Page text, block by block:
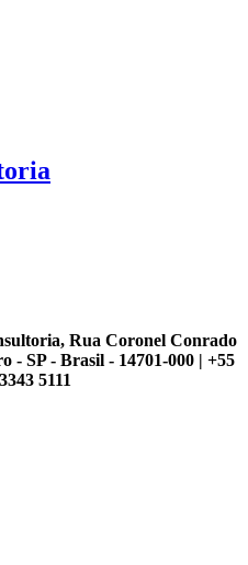
Rua Coronel Conrado
- SP - Brasil - 14701-000 | +55
5111